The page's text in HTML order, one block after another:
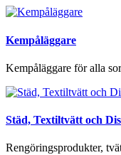
Kempåläggare
Kempåläggare för alla
Städ, Textiltvätt och
Rengöringsprodukter,